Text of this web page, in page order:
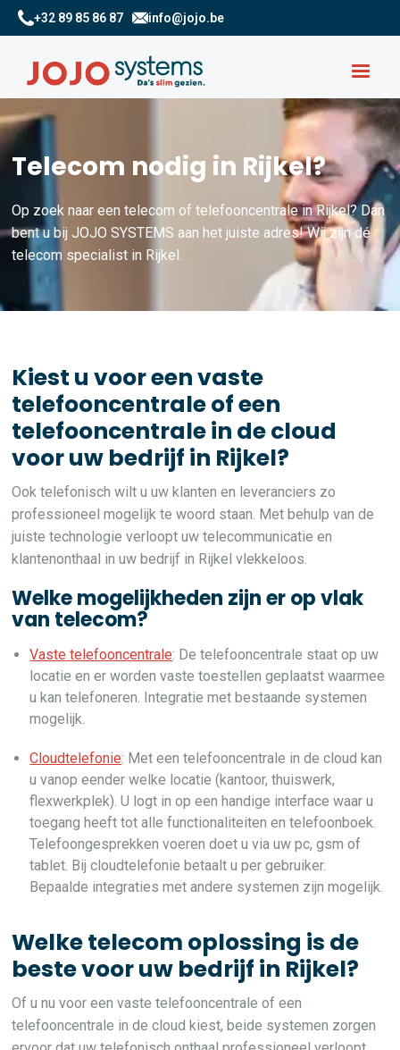
+32 89 85 86 87 info@jojo.be
Telecom nodig in Rijkel?
Op zoek naar een telecom of telefooncentrale in Rijkel? Dan
bent u bij JOJO SYSTEMS aan het juiste adres! Wij zijn dé
telecom specialist in Rijkel.
Kiest u voor een vaste
telefooncentrale of een
telefooncentrale in de cloud
voor uw bedrijf in Rijkel?
Ook telefonisch wilt u uw klanten en leveranciers zo
professioneel mogelijk te woord staan. Met behulp van de
juiste technologie verloopt uw telecommunicatie en
klantenonthaal in uw bedrijf in Rijkel vlekkeloos.
Welke mogelijkheden zijn er op vlak
van telecom?
Vaste telefooncentrale: De telefooncentrale staat op uw
locatie en er worden vaste toestellen geplaatst waarmee
u kan telefoneren. Integratie met bestaande systemen
mogelijk.
Cloudtelefonie: Met een telefooncentrale in de cloud kan
u vanop eender welke locatie (kantoor, thuiswerk,
flexwerkplek). U logt in op een handige interface waar u
toegang heeft tot alle functionaliteiten en telefoonboek.
Telefoongesprekken voeren doet u via uw pc, gsm of
tablet. Bij cloudtelefonie betaalt u per gebruiker.
Bepaalde integraties met andere systemen zijn mogelijk.
Welke telecom oplossing is de
beste voor uw bedrijf in Rijkel?
Of u nu voor een vaste telefooncentrale of een
telefooncentrale in de cloud kiest, beide systemen zorgen